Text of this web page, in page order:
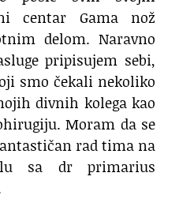
centar Gama nož
delom. Naravno
pripisujem sebi,
smo čekali nekoliko
divnih kolega kao
Moram da se
rad tima na
sa dr primarius